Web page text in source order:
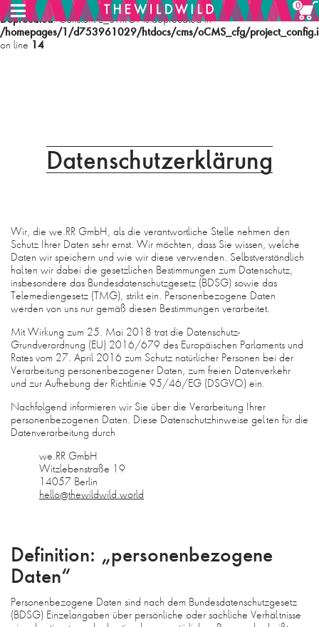
Deprecated: Constant E_STRICT is deprecated in
/homepages/1/d753961029/htdocs/cms/oCMS_cfg/
on line 14
HOME
PHILOSOPHIE
CONTACT
AGB
DATENSCHUTZ
DE
EN
0
Datenschutzerklärung
Wir, die we.RR GmbH, als die verantwortliche Stelle nehmen den
Schutz Ihrer Daten sehr ernst. Wir möchten, dass Sie wissen, welche
Daten wir speichern und wie wir diese verwenden. Selbstverständlich
halten wir dabei die gesetzlichen Bestimmungen zum Datenschutz,
insbesondere das Bundesdatenschutzgesetz (BDSG) sowie das
Telemediengesetz (TMG), strikt ein. Personenbezogene Daten
werden von uns nur gemäß diesen Bestimmungen verarbeitet.
Mit Wirkung zum 25. Mai 2018 trat die Datenschutz-
Grundverordnung (EU) 2016/679 des Europäischen Parlaments und
Rates vom 27. April 2016 zum Schutz natürlicher Personen bei der
Verarbeitung personenbezogener Daten, zum freien Datenverkehr
und zur Aufhebung der Richtlinie 95/46/EG (DSGVO) ein.
Nachfolgend informieren wir Sie über die Verarbeitung Ihrer
personenbezogenen Daten. Diese Datenschutzhinweise gelten für die
Datenverarbeitung durch
we.RR GmbH
Witzlebenstraße 19
14057 Berlin
hello@thewildwild.world
Definition: „personenbezogene
Daten“
Personenbezogene Daten sind nach dem Bundesdatenschutzgesetz
(BDSG) Einzelangaben über persönliche oder sachliche Verhältnisse